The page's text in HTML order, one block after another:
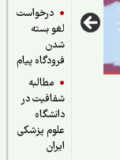
درخواست
لغو بسته
فرودگاه پیام
مطالبه
شفافیت در
دانشگاه
علوم پزشکی